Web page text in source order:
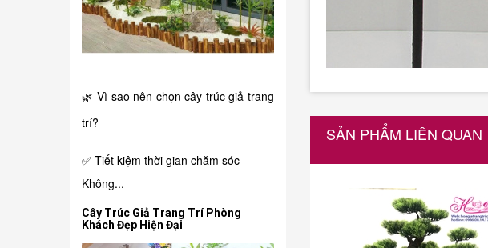
SẢN PHẨM LIÊN QUAN
🌿 Vì sao nên chọn cây trúc giả trang
trí?
✅ Tiết kiệm thời gian chăm sóc
Không...
Cây Trúc Giả Trang Trí Phòng
Khách Đẹp Hiện Đại